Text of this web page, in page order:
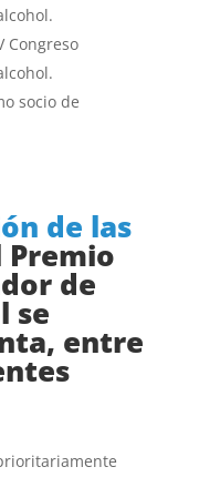
Congreso
socio de
de las
de
se
entre